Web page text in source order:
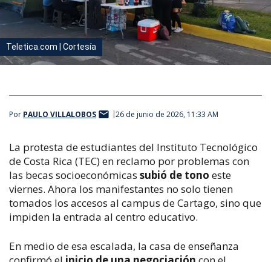
Teletica.com | Cortesía
Por PAULO VILLALOBOS 26 de junio de 2026, 11:33 AM
La protesta de estudiantes del Instituto Tecnológico
de Costa Rica (TEC) en reclamo por problemas con
las becas socioeconómicas subió de tono este
viernes. Ahora los manifestantes no solo tienen
tomados los accesos al campus de Cartago, sino que
impiden la entrada al centro educativo.
En medio de esa escalada, la casa de enseñanza